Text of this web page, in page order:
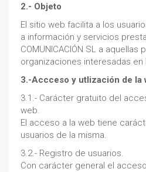
2.- Objeto
El sitio web facilita a los
a información y servicios
COMUNICACIÓN SL a aquellas
organizaciones interesadas en
3.-Accceso y utlización de la
3.1.- Carácter gratuito del
web.
El acceso a la web tiene
usuarios de la misma.
3.2.- Registro de usuarios.
Con carácter general el